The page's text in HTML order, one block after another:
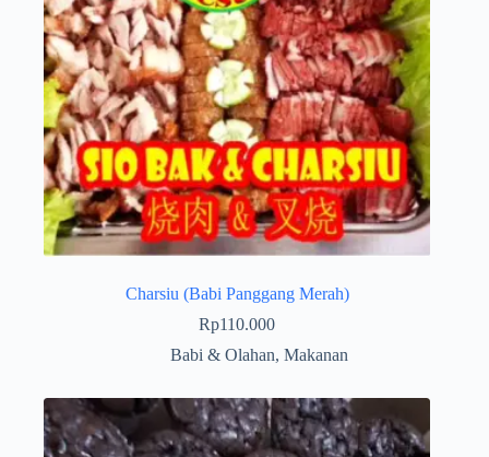
Charsiu (Babi Panggang Merah)
Rp110.000
Babi & Olahan, Makanan